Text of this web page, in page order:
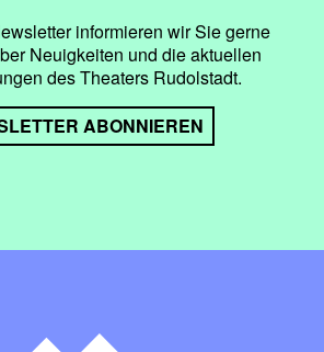
informieren wir Sie gerne
Neuigkeiten und die aktuellen
des Theaters Rudolstadt.
ABONNIEREN